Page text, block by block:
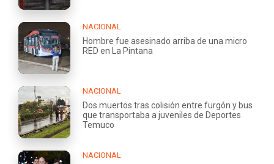
NACIONAL
Hombre fue asesinado arriba de una micro
RED en La Pintana
NACIONAL
Dos muertos tras colisión entre furgón y bus
que transportaba a juveniles de Deportes
Temuco
NACIONAL